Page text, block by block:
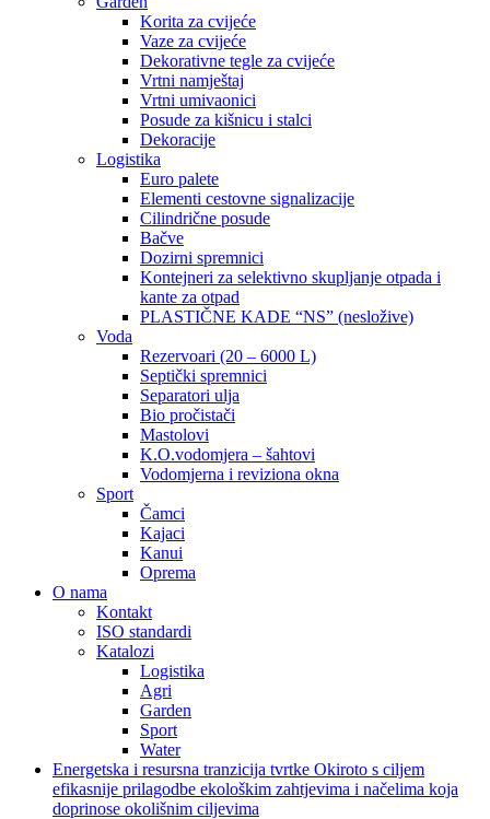
Korita za cvijeće
Vaze za cvijeće
Dekorativne tegle za cvijeće
Vrtni namještaj
Vrtni umivaonici
Posude za kišnicu i stalci
Dekoracije
Logistika
Euro palete
Elementi cestovne signalizacije
Cilindrične posude
Bačve
Dozirni spremnici
Kontejneri za selektivno skupljanje otpada i
kante za otpad
PLASTIČNE KADE “NS” (nesložive)
Voda
Rezervoari (20 – 6000 L)
Septički spremnici
Separatori ulja
Bio pročistači
Mastolovi
K.O.vodomjera – šahtovi
Vodomjerna i reviziona okna
Sport
Čamci
Kajaci
Kanui
Oprema
O nama
Kontakt
ISO standardi
Katalozi
Logistika
Agri
Garden
Sport
Water
Energetska i resursna tranzicija tvrtke Okiroto s ciljem
efikasnije prilagodbe ekološkim zahtjevima i načelima koja
doprinose okolišnim ciljevima